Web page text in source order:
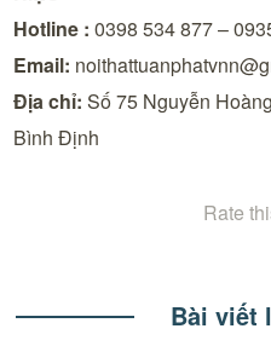
Hotline : 0398 534 877 –
Email:
Địa chỉ: Số 75 Nguyễn
Bình Định
Rate
Bài viết